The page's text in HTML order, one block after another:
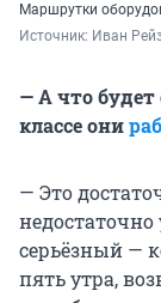
Маршрутки
Источник: Иван
— А что
классе они
— Это
серьёзный —
пять утра,